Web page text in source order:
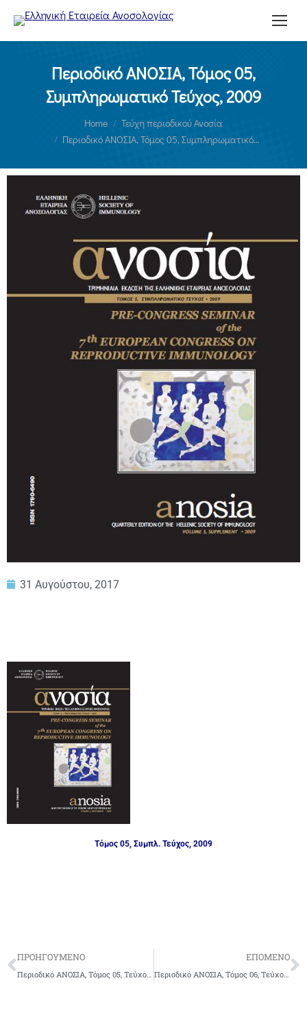
Περιοδικό ΑΝΟΣΙΑ, Τόμος 05,
Συμπληρωματικό Τεύχος, 2009
Home
Τεύχη περιοδικού Ανοσία
Περιοδικό ΑΝΟΣΙΑ, Τόμος 05, Συμπληρωματικό…
31 Αυγούστου, 2017
Τόμος 05, Συμπλ. Τεύχος, 2009
ΠΡΟΗΓΟΥΜΕΝΟ
Περιοδικό ΑΝΟΣΙΑ, Τόμος 05, Τεύχος 2, 2009
ΕΠΟΜΕΝΟ
Περιοδικό ΑΝΟΣΙΑ, Τόμος 06, Τεύχος 1, 2010